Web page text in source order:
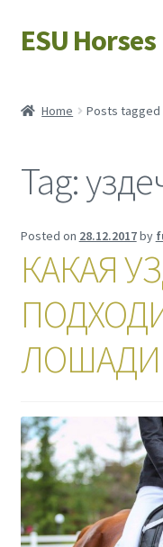
Skip
to
Skip
to
ESU Horses
Save Horses
My account
Home Posts tagged
Tag:
Posted on 28.12.2017by
КАКАЯ
ЛОШАДИ